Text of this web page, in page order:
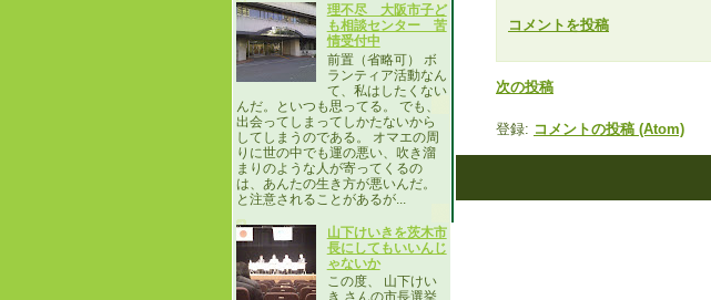
理不尽 大阪市子ど
も相談センター 苦
情受付中
前置（省略可） ボ
ランティア活動なん
て、私はしたくない
んだ。といつも思ってる。 でも、
出会ってしまってしかたないから
してしまうのである。 オマエの周
りに世の中でも運の悪い、吹き溜
まりのような人が寄ってくるの
は、あんたの生き方が悪いんだ。
と注意されることがあるが...
山下けいきを茨木市
長にしてもいいんじ
ゃないか
この度、 山下けい
き さんの市長選挙
コメントを投稿
次の投稿
登録: コメントの投稿 (Atom)